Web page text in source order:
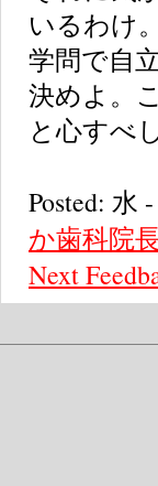
いるわけ。
学問で自
決めよ。
と心すべ
Posted: 水
か歯科院
Next